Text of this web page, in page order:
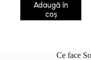
Adaugă în
coș
Ce face